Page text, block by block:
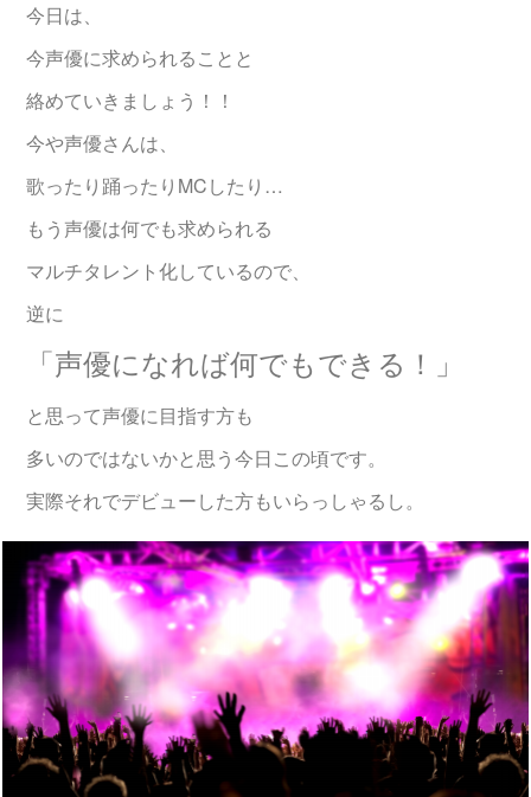
今日は、
今声優に求められることと
絡めていきましょう！！
今や声優さんは、
歌ったり踊ったりMCしたり…
もう声優は何でも求められる
マルチタレント化しているので、
逆に
「声優になれば何でもできる！」
と思って声優に目指す方も
多いのではないかと思う今日この頃です。
実際それでデビューした方もいらっしゃるし。